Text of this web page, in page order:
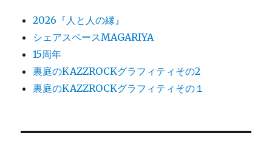
2026『人と人の縁』
シェアスペースMAGARIYA
15周年
裏庭のKAZZROCKグラフィティその2
裏庭のKAZZROCKグラフィティその１